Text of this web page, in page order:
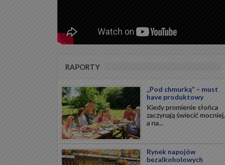
RAPORTY
„Pod chmurką” – must
have produktowy
Kiedy promienie słońca
zaczynają świecić mocniej,
a na...
Rynek napojów
bezalkoholowych